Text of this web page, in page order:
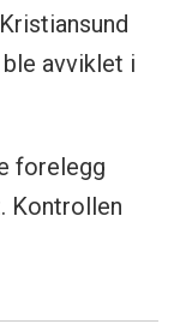
avviklet i
forelegg
Kontrollen